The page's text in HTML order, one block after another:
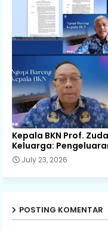
Kepala BKN Prof.
Keluarga:
July 23, 2026
POSTING KOMENTAR